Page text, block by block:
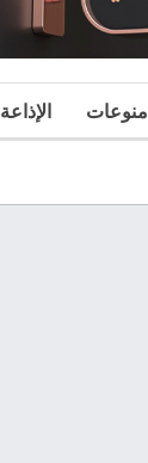
منوعات الإذاعة